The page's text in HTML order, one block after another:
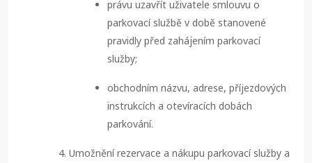
právu uzavřít uživatele smlouvu o
parkovací službě v době stanovené
pravidly před zahájením parkovací
služby;
obchodním názvu, adrese, příjezdových
instrukcích a otevíracích dobách
parkování.
Umožnění rezervace a nákupu parkovací služby a